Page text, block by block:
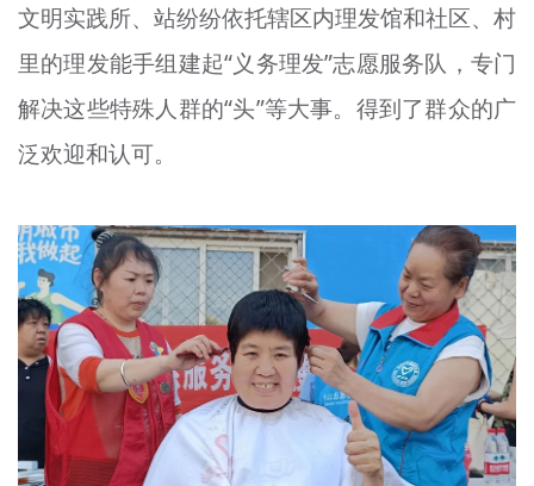
资料库
+
文明实践所、站纷纷依托辖区内理发馆和社区、村
里的理发能手组建起“义务理发”志愿服务队，专门
解决这些特殊人群的“头”等大事。得到了群众的广
泛欢迎和认可。